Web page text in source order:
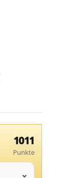
1011
Punkte